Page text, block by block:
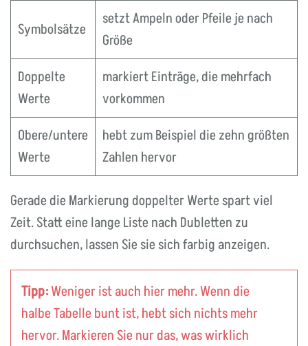
Symbolsätze
setzt Ampeln oder Pfeile je nach
Größe
Doppelte
Werte
markiert Einträge, die mehrfach
vorkommen
Obere/untere
Werte
hebt zum Beispiel die zehn größten
Zahlen hervor
Gerade die Markierung doppelter Werte spart viel
Zeit. Statt eine lange Liste nach Dubletten zu
durchsuchen, lassen Sie sie sich farbig anzeigen.
Tipp:Weniger ist auch hier mehr. Wenn die
halbe Tabelle bunt ist, hebt sich nichts mehr
hervor. Markieren Sie nur das, was wirklich